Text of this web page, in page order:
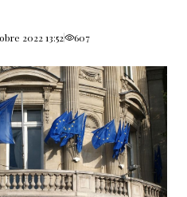
2022 13:52 607